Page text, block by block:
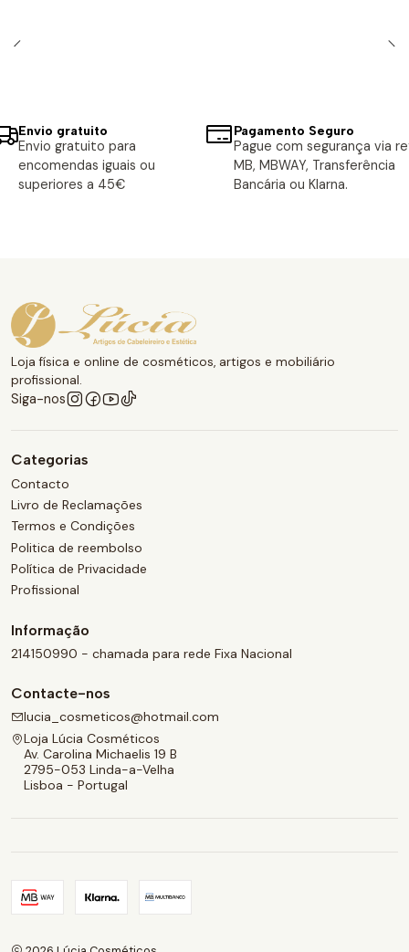
Envio gratuito
Envio gratuito para
encomendas iguais ou
superiores a 45€
Pagamento Seguro
Pague com segurança via
MB, MBWAY, Transferência
Bancária ou Klarna.
Loja física e online de cosméticos, artigos e mobiliário
profissional.
Siga-nos
Categorias
Contacto
Livro de Reclamações
Termos e Condições
Politica de reembolso
Política de Privacidade
Profissional
Informação
214150990 - chamada para rede Fixa Nacional
Contacte-nos
lucia_cosmeticos@hotmail.com
Loja Lúcia Cosméticos
Av. Carolina Michaelis 19 B
2795-053 Linda-a-Velha
Lisboa - Portugal